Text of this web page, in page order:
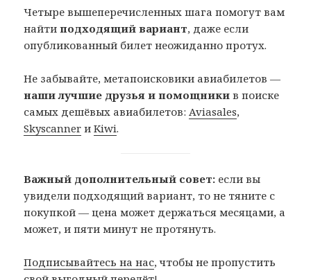
Четыре вышеперечисленных шага помогут вам
найтиподходящий вариант, даже если
опубликованный билет неожиданно протух.
Не забывайте, метапоисковики авиабилетов —
наши лучшие друзья и помощники в поиске
самых дешёвых авиабилетов: Aviasales,
Skyscanner иKiwi.
Важный дополнительный совет: если вы
увидели подходящий вариант, то не тяните с
покупкой — цена может держаться месяцами, а
может, и пяти минут не протянуть.
Подписывайтесь на нас, чтобы не пропустить